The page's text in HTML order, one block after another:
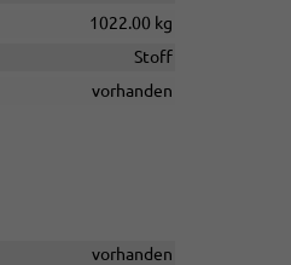
1022.00 kg
Stoff
vorhanden
vorhanden